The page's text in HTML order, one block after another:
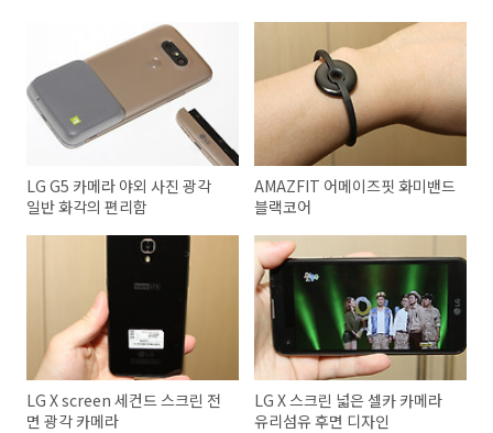
LG G5 카메라 야외 사진 광각
일반 화각의 편리함
AMAZFIT 어메이즈핏 화미밴드
블랙코어
LG X screen 세컨드 스크린 전
면 광각 카메라
LG X 스크린 넓은 셀카 카메라
유리섬유 후면 디자인